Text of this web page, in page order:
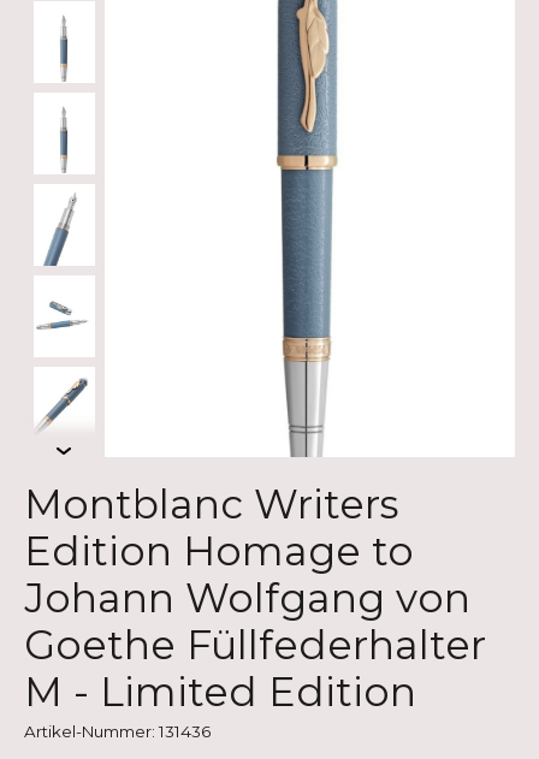
Montblanc Writers
Edition Homage to
Johann Wolfgang von
Goethe Füllfederhalter
M - Limited Edition
Artikel-Nummer: 131436